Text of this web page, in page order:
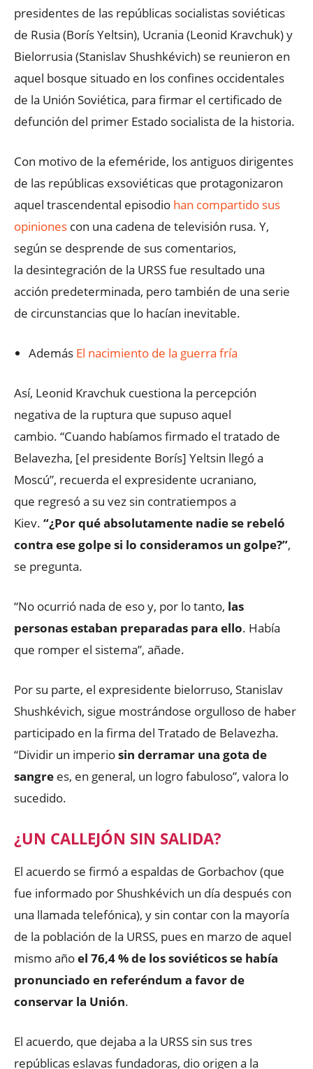
presidentes de las repúblicas socialistas soviéticas
de Rusia (Borís Yeltsin), Ucrania (Leonid Kravchuk) y
Bielorrusia (Stanislav Shushkévich) se reunieron en
aquel bosque situado en los confines occidentales
de la Unión Soviética, para firmar el certificado de
defunción del primer Estado socialista de la historia.
Con motivo de la efeméride, los antiguos dirigentes
de las repúblicas exsoviéticas que protagonizaron
aquel trascendental episodio han compartido sus
opiniones con una cadena de televisión rusa. Y,
según se desprende de sus comentarios,
la desintegración de la URSS fue resultado una
acción predeterminada, pero también de una serie
de circunstancias que lo hacían inevitable.
Además El nacimiento de la guerra fría
Así, Leonid Kravchuk cuestiona la percepción
negativa de la ruptura que supuso aquel
cambio. “Cuando habíamos firmado el tratado de
Belavezha, [el presidente Borís] Yeltsin llegó a
Moscú”, recuerda el expresidente ucraniano,
que regresó a su vez sin contratiempos a
Kiev. “¿Por qué absolutamente nadie se rebeló
contra ese golpe si lo consideramos un golpe?”,
se pregunta.
“No ocurrió nada de eso y, por lo tanto, las
personas estaban preparadas para ello. Había
que romper el sistema”, añade.
Por su parte, el expresidente bielorruso, Stanislav
Shushkévich, sigue mostrándose orgulloso de haber
participado en la firma del Tratado de Belavezha.
“Dividir un imperiosin derramar una gota de
sangre es, en general, un logro fabuloso”, valora lo
sucedido.
¿UN CALLEJÓN SIN SALIDA?
El acuerdo se firmó a espaldas de Gorbachov (que
fue informado por Shushkévich un día después con
una llamada telefónica), y sin contar con la mayoría
de la población de la URSS, pues en marzo de aquel
mismo añoel 76,4 % de los soviéticos se había
pronunciado en referéndum a favor de
conservar la Unión.
El acuerdo, que dejaba a la URSS sin sus tres
repúblicas eslavas fundadoras, dio origen a la